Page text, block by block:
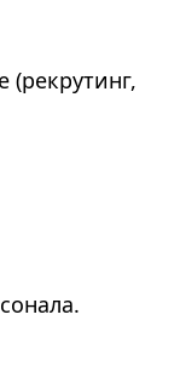
(рекрутинг,